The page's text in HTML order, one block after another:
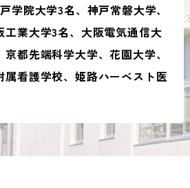
学院大学3名、神戸常磐大学、
業大学3名、大阪電気通信大
都先端科学大学、花園大学、
属看護学校、姫路ハーベスト医